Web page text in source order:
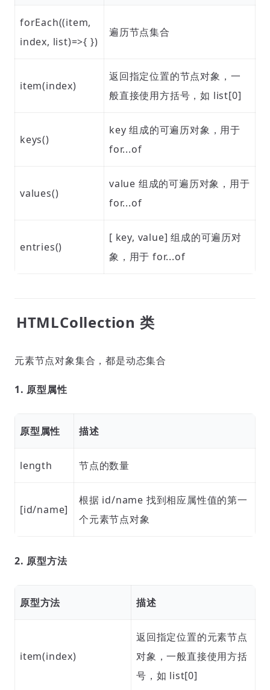
forEach((item,
index, list)=>{ })
遍历节点集合
item(index)
返回指定位置的节点对象，一
般直接使用方括号，如 list[0]
keys()
key 组成的可遍历对象，用于
for...of
values()
value 组成的可遍历对象，用于
for...of
entries()
[ key, value] 组成的可遍历对
象，用于 for...of
HTMLCollection 类
元素节点对象集合，都是动态集合
1. 原型属性
原型属性 描述
length 节点的数量
[id/name]
根据 id/name 找到相应属性值的第一
个元素节点对象
2. 原型方法
原型方法 描述
item(index)
返回指定位置的元素节点
对象，一般直接使用方括
号，如 list[0]